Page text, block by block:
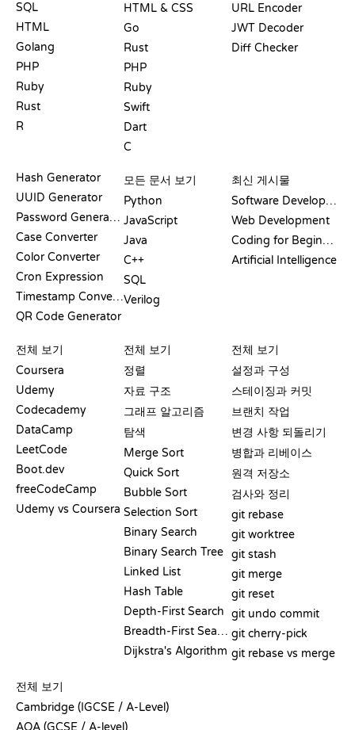
SQL
HTML
Golang
PHP
Ruby
Rust
R
HTML & CSS
Go
Rust
PHP
Ruby
Swift
Dart
C
URL Encoder
JWT Decoder
Diff Checker
Hash Generator
UUID Generator
Password Generator
Case Converter
Color Converter
Cron Expression
Timestamp Converter
QR Code Generator
모든 문서 보기
Python
JavaScript
Java
C++
SQL
Verilog
최신 게시물
Software Development
Web Development
Coding for Beginners
Artificial Intelligence
전체 보기
Coursera
Udemy
Codecademy
DataCamp
LeetCode
Boot.dev
freeCodeCamp
Udemy vs Coursera
전체 보기
정렬
자료 구조
그래프 알고리즘
탐색
Merge Sort
Quick Sort
Bubble Sort
Selection Sort
Binary Search
Binary Search Tree
Linked List
Hash Table
Depth-First Search
Breadth-First Search
Dijkstra's Algorithm
전체 보기
설정과 구성
스테이징과 커밋
브랜치 작업
변경 사항 되돌리기
병합과 리베이스
원격 저장소
검사와 정리
git rebase
git worktree
git stash
git merge
git reset
git undo commit
git cherry-pick
git rebase vs merge
전체 보기
Cambridge (IGCSE / A-Level)
AQA (GCSE / A-level)